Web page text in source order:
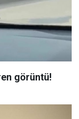
görüntü!